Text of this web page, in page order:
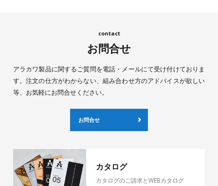
お問合せ
アラカワ製品に関するご質問を電話・メールにて受け付けておりま
す。注文の仕方がわからない、組み合わせ方のアドバイスが欲しい
等、お気軽にお問合せください。
お問合せ
カタログ
カタログのご請求とWEBカタログ